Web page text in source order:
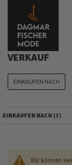
VERKAUF
Wir können
EINKAUFEN NACH
EINKAUFEN NACH